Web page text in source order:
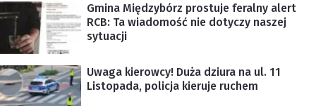
Gmina Międzybórz prostuje feralny alert
RCB: Ta wiadomość nie dotyczy naszej
sytuacji
Uwaga kierowcy! Duża dziura na ul. 11
Listopada, policja kieruje ruchem